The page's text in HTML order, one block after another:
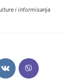
i informisanja